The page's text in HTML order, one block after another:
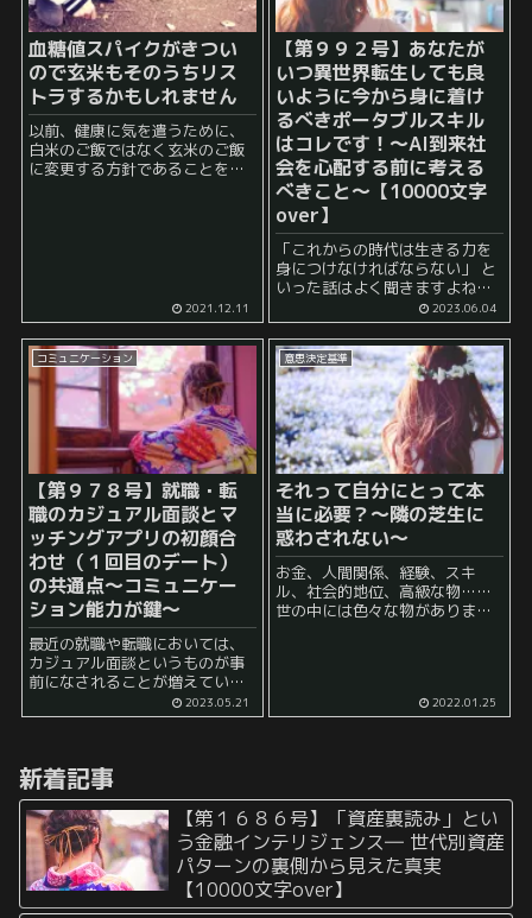
血糖値スパイクがきつい
ので玄米もそのうちリス
トラするかもしれません
以前、健康に気を遣うために、
白米のご飯ではなく玄米のご飯
に変更する方針であることを書
2021.12.11
【第９９２号】あなたが
いつ異世界転生しても良
いように今から身に着け
るべきポータブルスキル
はコレです！～AI到来社
会を心配する前に考える
べきこと～【10000文字
over】
「これからの時代は生きる力を
身につけなければならない」 と
いった話はよく聞きますよね。
通用するのか今後はよくわから
ない」 などと言われるようにも
なりました。 でも、なんだかん
だ...
2023.06.04
コミュニケーション
【第９７８号】就職・転
職のカジュアル面談とマ
ッチングアプリの初顔合
わせ（１回目のデート）
の共通点～コミュニケー
ション能力が鍵～
最近の就職や転職においては、
カジュアル面談というものが事
前になされることが増えている
ことをご存知でしょうか？ ま
ず、就職・転職におけるカジュ
行われる面談のことを指しま
す。 ...
2023.05.21
意思決定基準
それって自分にとって本
当に必要？～隣の芝生に
惑わされない～
お金、人間関係、経験、スキ
ル、社会的地位、高級な物……
世の中には色々な物があります
ません。 時折すべてを...2022.01.25
新着記事
【第１６８６号】「資産裏読み」とい
う金融インテリジェンス― 世代別資産
パターンの裏側から見えた真実
【10000文字over】